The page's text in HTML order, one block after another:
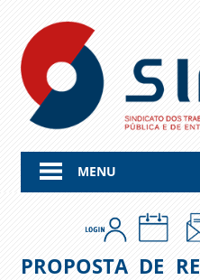
content
MENU
PROPOSTA DE